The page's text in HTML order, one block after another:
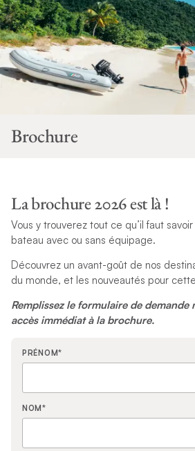
Brochure
La brochure 2026 est là !
Vous y trouverez tout ce qu’il faut
bateau avec ou sans équipage.
Découvrez un avant-goût de nos
du monde, et les nouveautés pour
Remplissez le formulaire de
accès immédiat à la brochure.
PRÉNOM*
NOM*